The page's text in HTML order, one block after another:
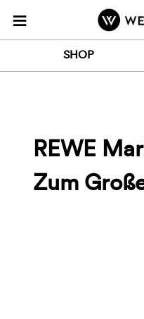
≡
Z
u
r
t
i
t
SHOP
REWE
Zum